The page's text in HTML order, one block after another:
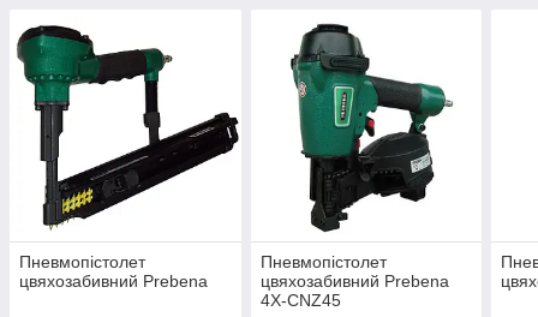
Пневмопістолет
цвяхозабивний Prebena
Пневмопістолет
цвяхозабивний Prebena
4X-CNZ45